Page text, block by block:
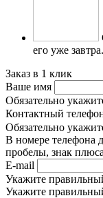
его уже завтра.
Заказ в 1 клик
Ваше имя
Обязательно
Контактный
Обязательно
В номере телефона
пробелы, знак
E-mail
Укажите
Укажите